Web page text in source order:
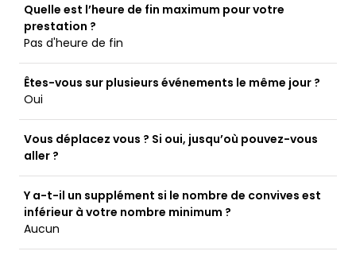
Quelle est l’heure de fin maximum pour votre
prestation ?
Pas d'heure de fin
Êtes-vous sur plusieurs événements le même jour ?
Oui
Vous déplacez vous ? Si oui, jusqu’où pouvez-vous
aller ?
Y a-t-il un supplément si le nombre de convives est
inférieur à votre nombre minimum ?
Aucun